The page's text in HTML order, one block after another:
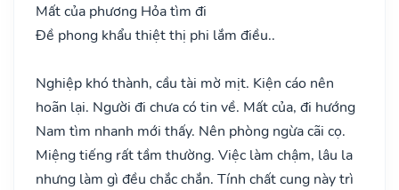
Mất của phương Hỏa tìm đi
Đề phong khẩu thiệt thị phi lắm điều..
Nghiệp khó thành, cầu tài mờ mịt. Kiện cáo nên
hoãn lại. Người đi chưa có tin về. Mất của, đi hướng
Nam tìm nhanh mới thấy. Nên phòng ngừa cãi cọ.
Miệng tiếng rất tầm thường. Việc làm chậm, lâu la
nhưng làm gì đều chắc chắn. Tính chất cung này trì